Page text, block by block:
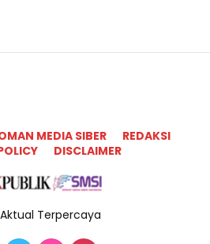
MEDIA SIBER
REDAKSI
DISCLAIMER
Terpercaya